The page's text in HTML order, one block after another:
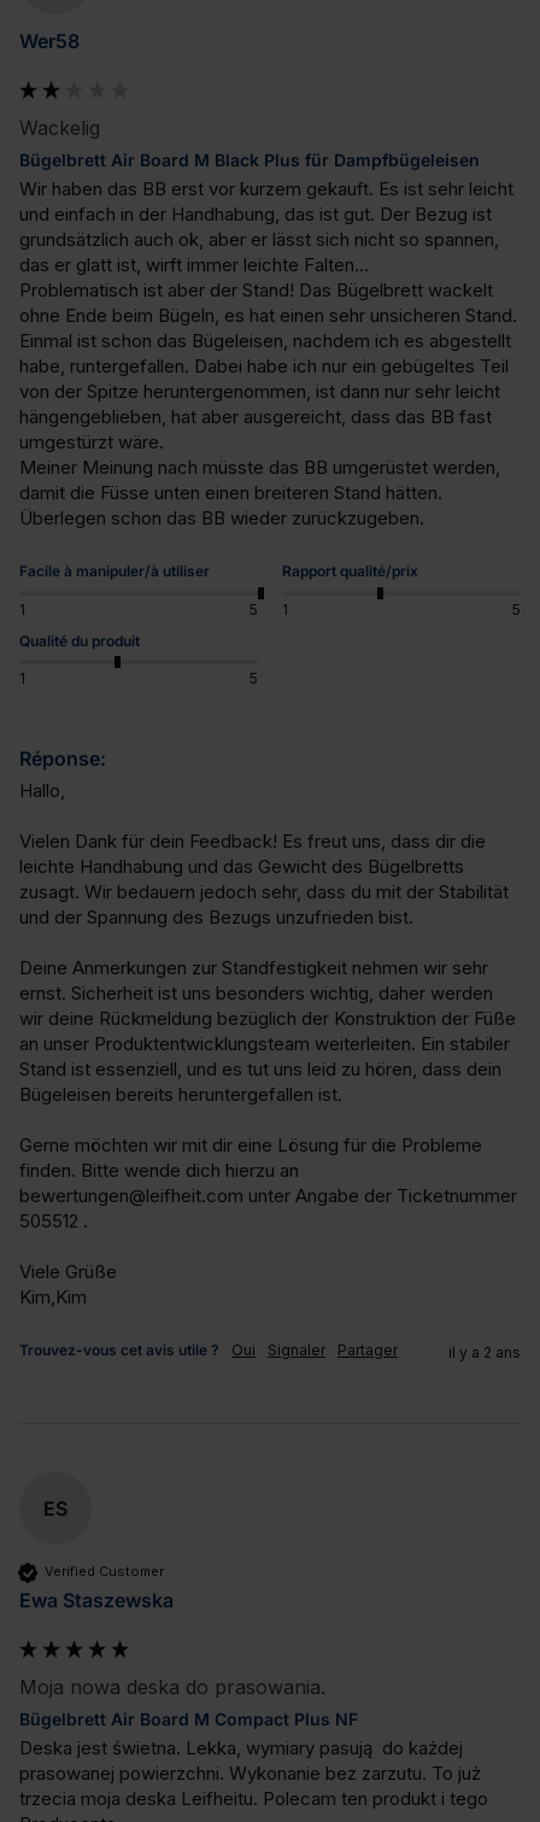
Wer58
Wackelig
Bügelbrett Air Board M Black Plus für Dampfbügeleisen
Wir haben das BB erst vor kurzem gekauft. Es ist sehr leicht
und einfach in der Handhabung, das ist gut. Der Bezug ist
grundsätzlich auch ok, aber er lässt sich nicht so spannen,
das er glatt ist, wirft immer leichte Falten...
Problematisch ist aber der Stand! Das Bügelbrett wackelt
ohne Ende beim Bügeln, es hat einen sehr unsicheren Stand.
Einmal ist schon das Bügeleisen, nachdem ich es abgestellt
habe, runtergefallen. Dabei habe ich nur ein gebügeltes Teil
von der Spitze heruntergenommen, ist dann nur sehr leicht
hängengeblieben, hat aber ausgereicht, dass das BB fast
umgestürzt wäre.
Meiner Meinung nach müsste das BB umgerüstet werden,
damit die Füsse unten einen breiteren Stand hätten.
Überlegen schon das BB wieder zurückzugeben.
Facile à manipuler/à utiliser
1 5
Rapport qualité/prix
1
5
Qualité du produit
1 5
Réponse:
Hallo,
Vielen Dank für dein Feedback! Es freut uns, dass dir die
leichte Handhabung und das Gewicht des Bügelbretts
zusagt. Wir bedauern jedoch sehr, dass du mit der Stabilität
und der Spannung des Bezugs unzufrieden bist.
Deine Anmerkungen zur Standfestigkeit nehmen wir sehr
ernst. Sicherheit ist uns besonders wichtig, daher werden
wir deine Rückmeldung bezüglich der Konstruktion der Füße
an unser Produktentwicklungsteam weiterleiten. Ein stabiler
Stand ist essenziell, und es tut uns leid zu hören, dass dein
Bügeleisen bereits heruntergefallen ist.
Gerne möchten wir mit dir eine Lösung für die Probleme
finden. Bitte wende dich hierzu an
bewertungen@leifheit.com unter Angabe der Ticketnummer
505512 .
Viele Grüße
Kim,Kim
Trouvez-vous cet avis utile ? Oui Signaler Partager il y a 2 ans
ES
Verified Customer
Ewa Staszewska
Moja nowa deska do prasowania.
Bügelbrett Air Board M Compact Plus NF
Deska jest świetna. Lekka, wymiary pasują  do każdej
prasowanej powierzchni. Wykonanie bez zarzutu. To już
trzecia moja deska Leifheitu. Polecam ten produkt i tego